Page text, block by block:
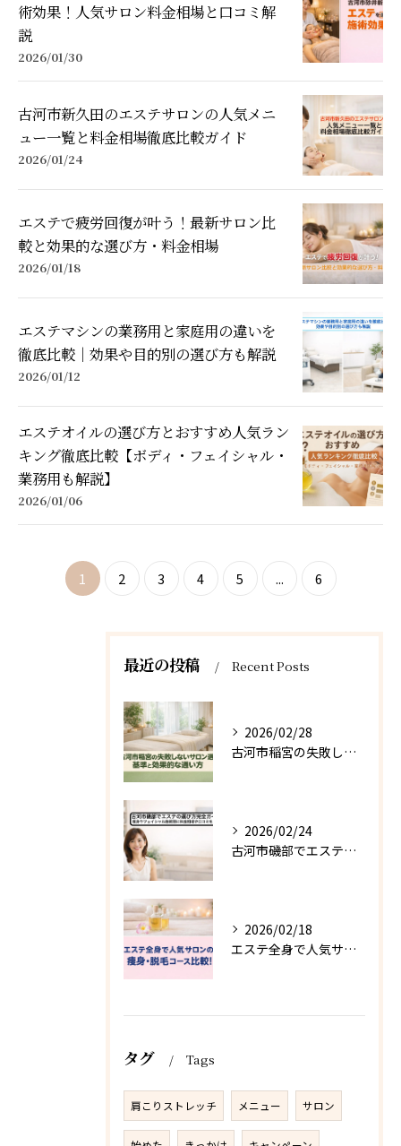
術効果！人気サロン料金相場と口コミ解
説
2026/01/30
古河市新久田のエステサロンの人気メニ
ュー一覧と料金相場徹底比較ガイド
2026/01/24
エステで疲労回復が叶う！最新サロン比
較と効果的な選び方・料金相場
2026/01/18
エステマシンの業務用と家庭用の違いを
徹底比較｜効果や目的別の選び方も解説
2026/01/12
エステオイルの選び方とおすすめ人気ラン
キング徹底比較【ボディ・フェイシャル・
業務用も解説】
2026/01/06
1 2 3 4 5 ... 6
最近の投稿 Recent Posts
2026/02/28
古河市稲宮の失敗しないサロン選びの基準と効果的な通い方
2026/02/24
古河市磯部でエステの選び方完全ガイド 痩身やフェイシャル施術別に料金相場や口コミを比較
2026/02/18
エステ全身で人気サロンの痩身・脱毛コース比較！料金相場・おすすめメニューと失敗しない選び方
タグ Tags
肩こりストレッチ メニュー サロン